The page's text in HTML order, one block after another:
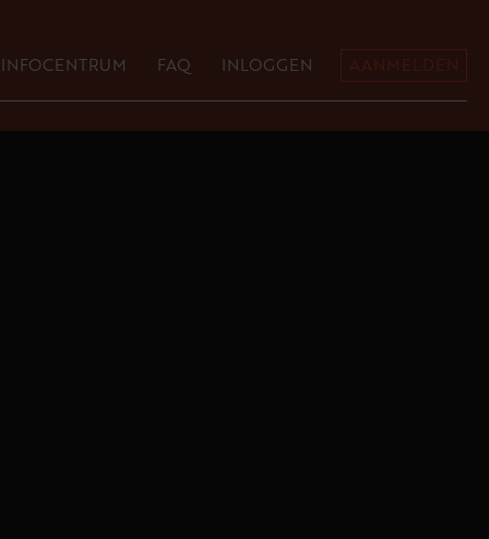
INFOCENTRUM FAQ INLOGGEN AANMELDEN